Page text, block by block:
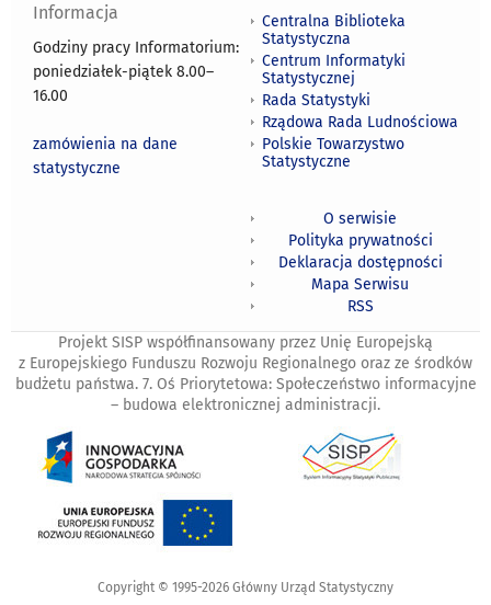
Informacja
Godziny pracy Informatorium:
poniedziałek-piątek 8.00–
16.00
zamówienia na dane
statystyczne
Centralna Biblioteka
Statystyczna
Centrum Informatyki
Statystycznej
Rada Statystyki
Rządowa Rada Ludnościowa
Polskie Towarzystwo
Statystyczne
O serwisie
Polityka prywatności
Deklaracja dostępności
Mapa Serwisu
RSS
Projekt SISP współfinansowany przez Unię Europejską
z Europejskiego Funduszu Rozwoju Regionalnego oraz ze środków
budżetu państwa. 7. Oś Priorytetowa: Społeczeństwo informacyjne
– budowa elektronicznej administracji.
Copyright © 1995-2026 Główny Urząd Statystyczny